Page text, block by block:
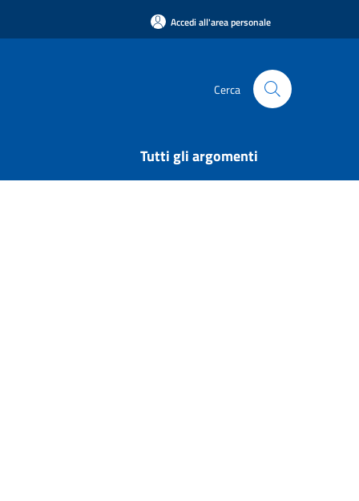
Accedi all'area personale
Cerca
Tutti gli argomenti